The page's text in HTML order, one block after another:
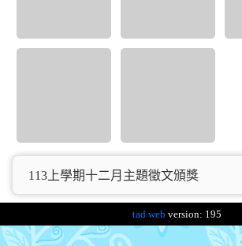
113上學期十二月主題徵文頒獎
tad web version: 195